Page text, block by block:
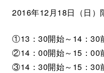
2016年12月18日（日）
①13：30開始～14：30
②14：00開始～15：00
③14：30開始～15：30